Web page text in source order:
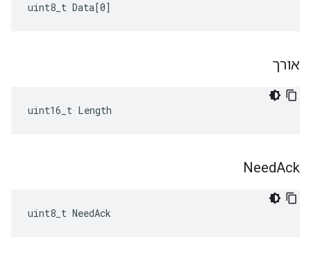
uint8_t Data[0]
אורך
uint16_t Length
NeedAck
uint8_t NeedAck